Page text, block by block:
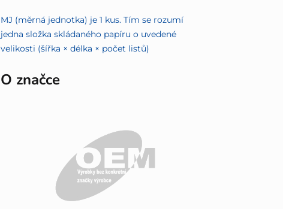
MJ (měrná jednotka) je 1 kus. Tím se rozumí
jedna složka skládaného papíru o uvedené
velikosti (šířka × délka × počet listů)
O značce